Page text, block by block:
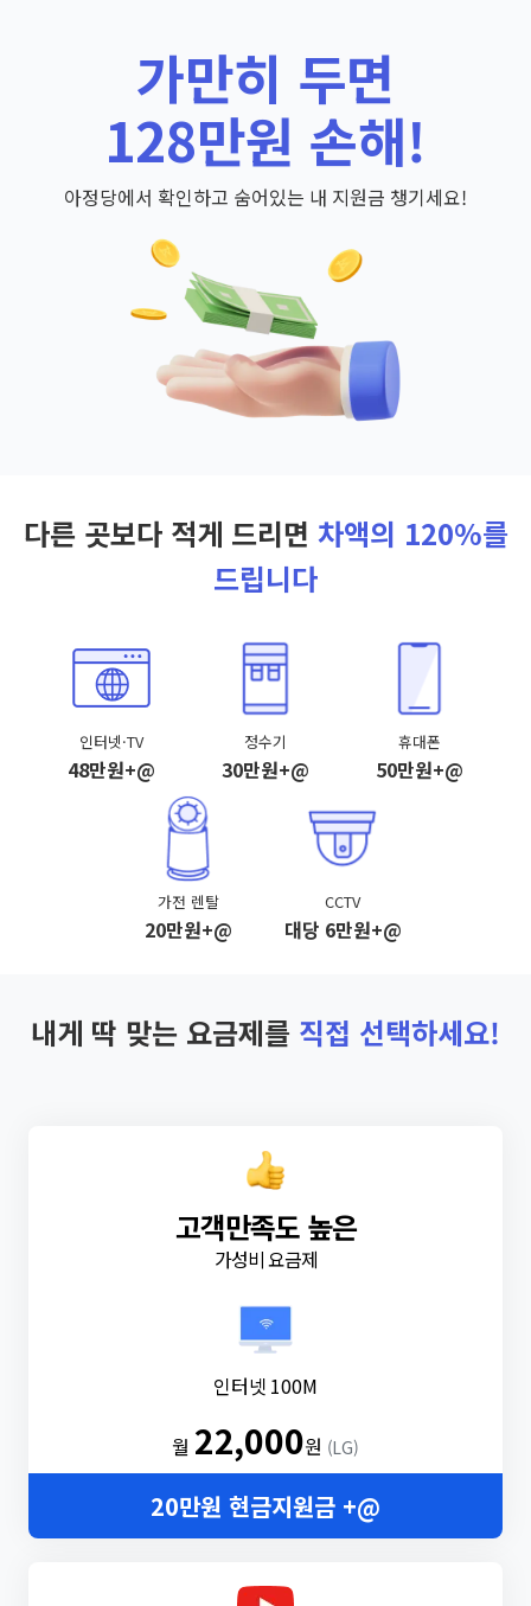
가만히 두면
128만원 손해!
아정당에서 확인하고 숨어있는 내 지원금 챙기세요!
다른 곳보다 적게 드리면 차액의 120%를
드립니다
인터넷·TV
48만원+@
정수기
30만원+@
휴대폰
50만원+@
가전 렌탈
20만원+@
CCTV
대당 6만원+@
내게 딱 맞는 요금제를 직접 선택하세요!
고객만족도 높은
가성비 요금제
인터넷 100M
월 22,000원 (LG)
20만원 현금지원금 +@